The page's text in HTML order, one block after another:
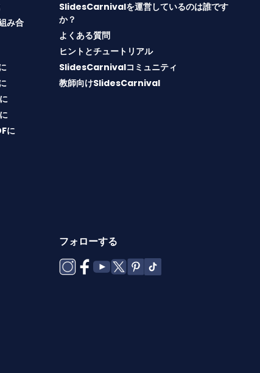
み合
に
SlidesCarnivalを運営しているのは誰です
か？
よくある質問
ヒントとチュートリアル
SlidesCarnivalコミュニティ
教師向けSlidesCarnival
フォローする